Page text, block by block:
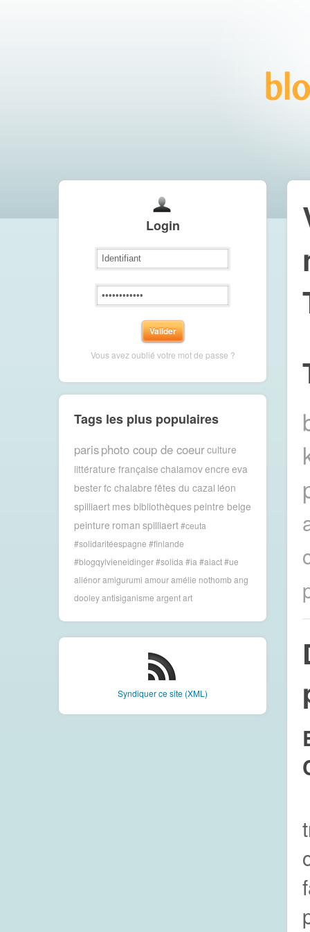
Login
Vous avez oublié votre mot de passe ?
Tags les plus populaires
parisphoto coup de coeurculture
littérature française chalamovencre eva
besterfc chalabre fêtes du cazal léon
spilliaert mes bibliothèquespeintre belge
peinture roman spilliaert #ceuta
#solidaritéespagne #finlande
#blogqylvieneidinger #solida #ia #aiact #ue
aliénor amigurumi amour amélie nothomb ang
dooley antisiganisme argent art
Syndiquer ce site (XML)